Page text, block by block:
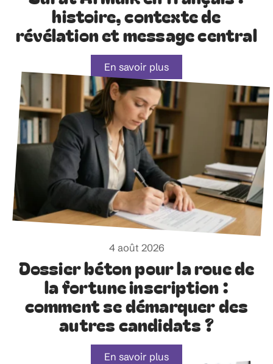
histoire, contexte de
révélation et message central
En savoir plus
4 août 2026
Dossier béton pour la roue de
la fortune inscription :
comment se démarquer des
autres candidats ?
En savoir plus